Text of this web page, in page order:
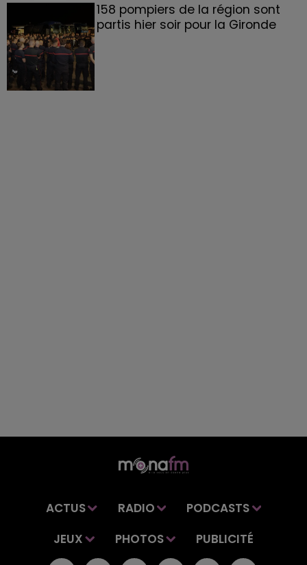
158 pompiers de la région sont
partis hier soir pour la Gironde
ACTUS RADIO
PODCASTS
JEUX
PHOTOS PUBLICITÉ